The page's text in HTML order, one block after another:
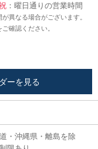
：曜日通りの営業時間
異なる場合がございます。
確認ください。
ーを見る
・沖縄県・離島を除